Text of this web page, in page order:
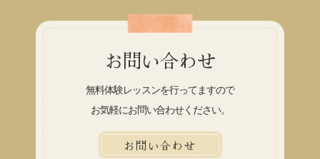
お問い合わせ
無料体験レッスンを行ってますので
お気軽にお問い合わせください。
お問い合わせ